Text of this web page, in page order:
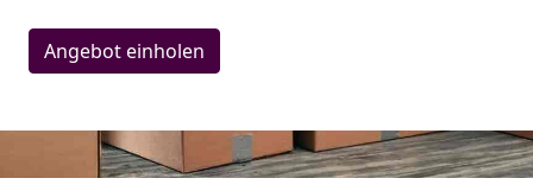
Angebot einholen